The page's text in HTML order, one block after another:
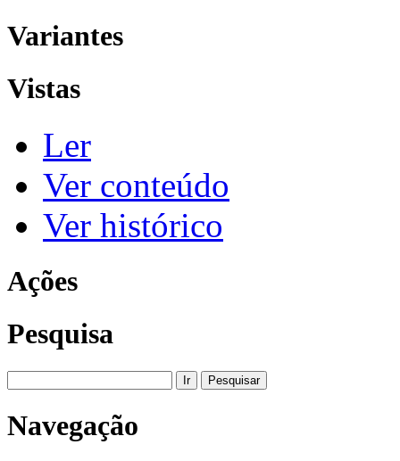
Variantes
Vistas
Ler
Ver conteúdo
Ver histórico
Ações
Pesquisa
Navegação